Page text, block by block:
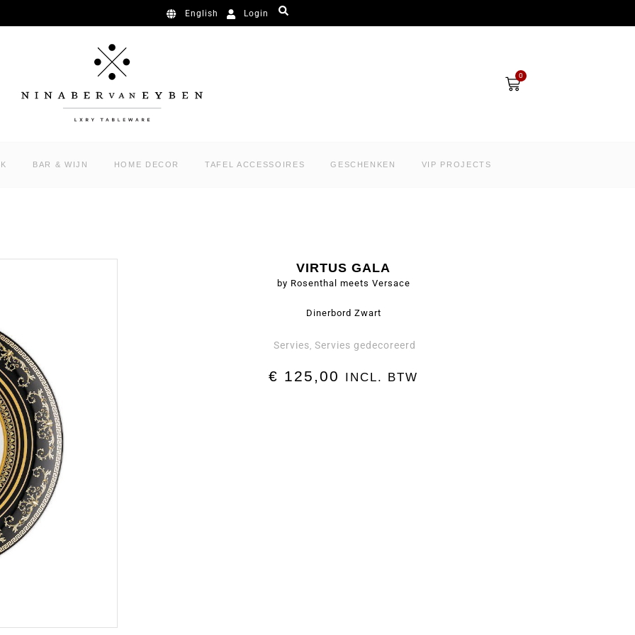
English Login
0
Winkelwagen
BAR & WIJN HOME DECOR TAFEL ACCESSOIRES GESCHENKEN VIP PROJECTS
VIRTUS GALA
by Rosenthal meets Versace
Dinerbord Zwart
Servies,Servies gedecoreerd
€ 125,00 INCL. BTW